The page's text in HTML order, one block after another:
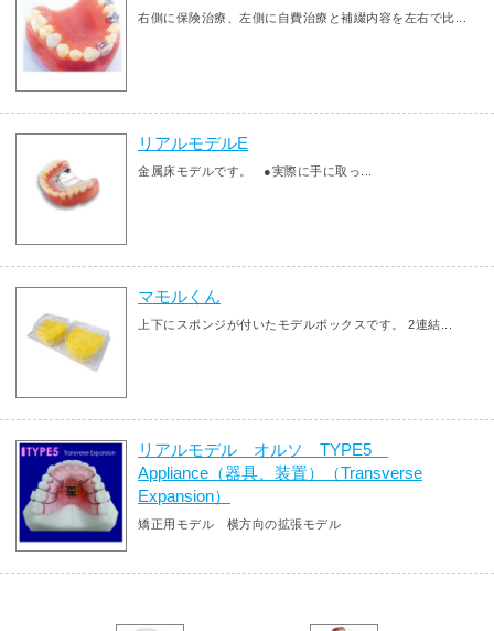
右側に保険治療、左側に自費治療と補綴内容を左右で比...
リアルモデルE
金属床モデルです。 ●実際に手に取っ...
マモルくん
上下にスポンジが付いたモデルボックスです。 2連結...
リアルモデル オルソ TYPE5
Appliance（器具、装置）（Transverse
Expansion）
矯正用モデル 横方向の拡張モデル